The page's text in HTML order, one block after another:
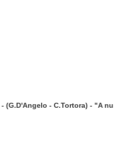
- (G.D'Angelo - C.Tortora) - "A nu